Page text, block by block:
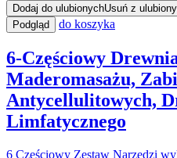
Dodaj do ulubionychUsuń z
Podgląd
do koszyka
6-Częściowy
Maderomasażu,
Antycellulitowych,
Limfatycznego
6 Częściowy Zestaw Narzędzi